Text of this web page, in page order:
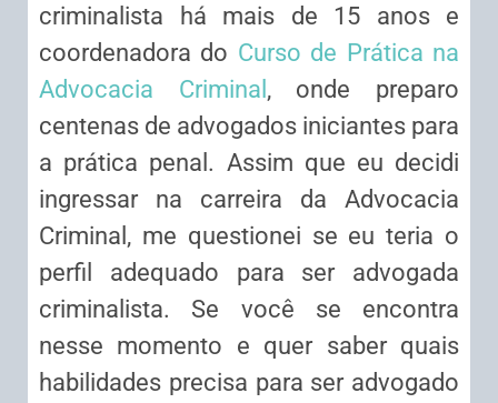
criminalista há mais de 15 anos e
coordenadora do Curso de Prática na
Advocacia Criminal , onde preparo
centenas de advogados iniciantes para
a prática penal. Assim que eu decidi
ingressar na carreira da Advocacia
Criminal, me questionei se eu teria o
perfil adequado para ser advogada
criminalista. Se você se encontra
nesse momento e quer saber quais
habilidades precisa para ser advogado